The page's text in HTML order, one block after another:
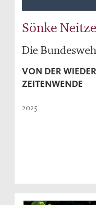
Sönke
Die
VON DER
ZEITENWENDE
2025